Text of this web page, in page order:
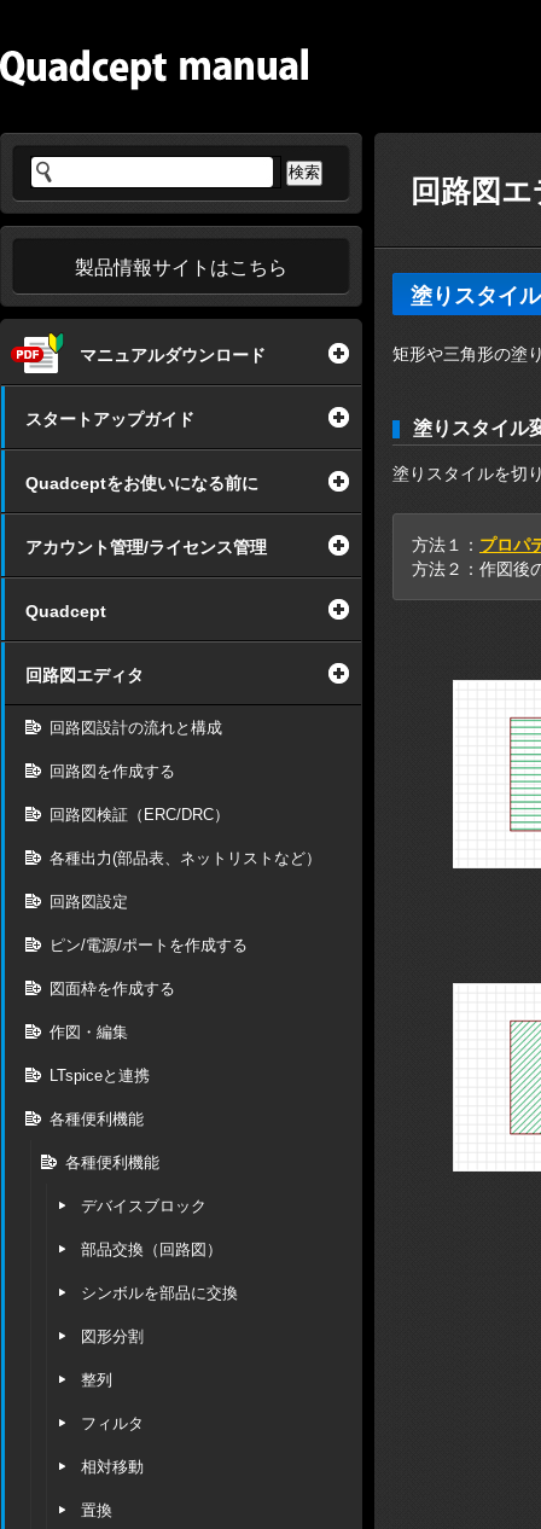
製品情報サイトはこちら
マニュアルダウンロード
スタートアップガイド
Quadceptをお使いになる前に
アカウント管理/ライセンス管理
Quadcept
回路図エディタ
回路図設計の流れと構成
回路図を作成する
回路図検証（ERC/DRC）
各種出力(部品表、ネットリストなど）
回路図設定
ピン/電源/ポートを作成する
図面枠を作成する
作図・編集
LTspiceと連携
各種便利機能
各種便利機能
デバイスブロック
部品交換（回路図）
シンボルを部品に交換
図形分割
整列
フィルタ
相対移動
置換
回路図
塗りスタイ
矩形や三角形の塗
塗りスタイル
塗りスタイルを切
方法１： プロパ
方法２：作図後